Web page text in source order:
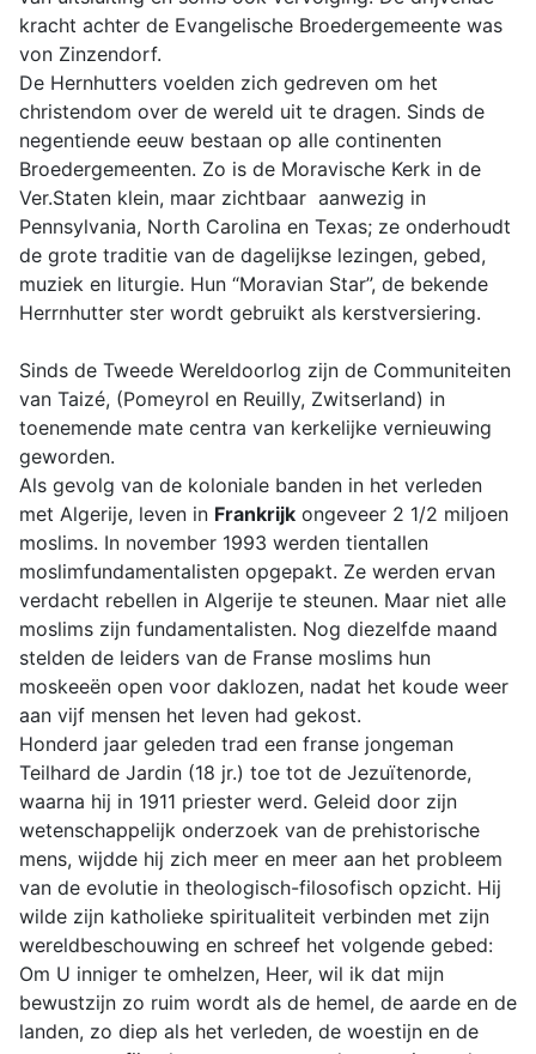
kracht achter de Evangelische Broedergemeente was
von Zinzendorf.
De Hernhutters voelden zich gedreven om het
christendom over de wereld uit te dragen. Sinds de
negentiende eeuw bestaan op alle continenten
Broedergemeenten. Zo is de Moravische Kerk in de
Ver.Staten klein, maar zichtbaar aanwezig in
Pennsylvania, North Carolina en Texas; ze onderhoudt
de grote traditie van de dagelijkse lezingen, gebed,
muziek en liturgie. Hun “Moravian Star”, de bekende
Herrnhutter ster wordt gebruikt als kerstversiering.
Sinds de Tweede Wereldoorlog zijn de Communiteiten
van Taizé, (Pomeyrol en Reuilly, Zwitserland) in
toenemende mate centra van kerkelijke vernieuwing
geworden.
Als gevolg van de koloniale banden in het verleden
met Algerije, leven in Frankrijk ongeveer 2 1/2 miljoen
moslims. In november 1993 werden tientallen
moslimfundamentalisten opgepakt. Ze werden ervan
verdacht rebellen in Algerije te steunen. Maar niet alle
moslims zijn fundamentalisten. Nog diezelfde maand
stelden de leiders van de Franse moslims hun
moskeeën open voor daklozen, nadat het koude weer
aan vijf mensen het leven had gekost.
Honderd jaar geleden trad een franse jongeman
Teilhard de Jardin (18 jr.) toe tot de Jezuïtenorde,
waarna hij in 1911 priester werd. Geleid door zijn
wetenschappelijk onderzoek van de prehistorische
mens, wijdde hij zich meer en meer aan het probleem
van de evolutie in theologisch-filosofisch opzicht. Hij
wilde zijn katholieke spiritualiteit verbinden met zijn
wereldbeschouwing en schreef het volgende gebed:
Om U inniger te omhelzen, Heer, wil ik dat mijn
bewustzijn zo ruim wordt als de hemel, de aarde en de
landen, zo diep als het verleden, de woestijn en de